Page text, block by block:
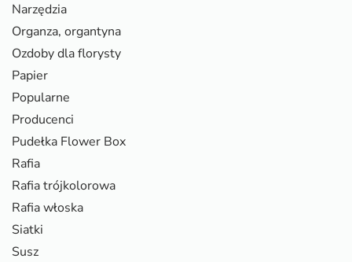
Narzędzia
Organza, organtyna
Ozdoby dla florysty
Papier
Popularne
Producenci
Pudełka Flower Box
Rafia
Rafia trójkolorowa
Rafia włoska
Siatki
Susz